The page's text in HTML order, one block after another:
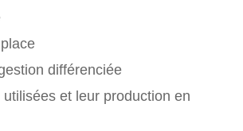
différenciée
utilisées et leur production en